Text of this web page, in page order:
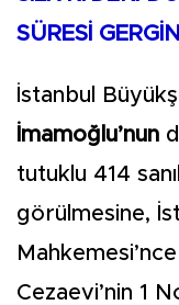
SÜRESİ
İstanbul
İmamoğlu’nun
tutuklu 414
görülmesine,
Cezaevi’nin 1